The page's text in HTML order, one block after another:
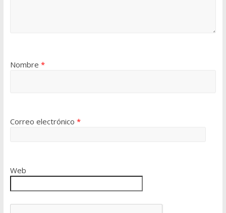
Nombre *
Correo electrónico *
Web